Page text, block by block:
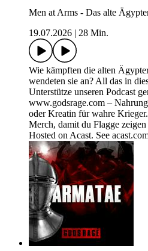
Men at Arms - Das alte
19.07.2026
28 Min.
Wie kämpften die alten
wendeten sie an? All das in
Unterstütze unseren Podcast
www.godsrage.com –
oder Kreatin für wahre
Merch, damit du Flagge zeigen
Hosted on Acast. See